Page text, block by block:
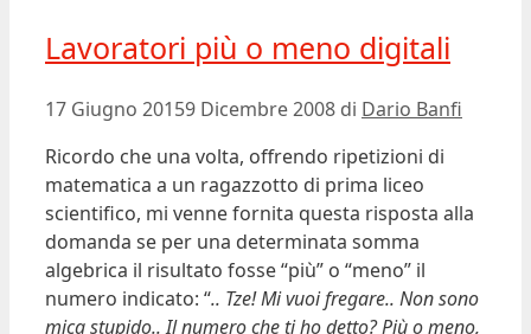
Lavoratori più o meno digitali
17 Giugno 20159 Dicembre 2008 di Dario Banfi
Ricordo che una volta, offrendo ripetizioni di
matematica a un ragazzotto di prima liceo
scientifico, mi venne fornita questa risposta alla
domanda se per una determinata somma
algebrica il risultato fosse “più” o “meno” il
numero indicato: “.. Tze! Mi vuoi fregare.. Non sono
mica stupido.. Il numero che ti ho detto? Più o meno,